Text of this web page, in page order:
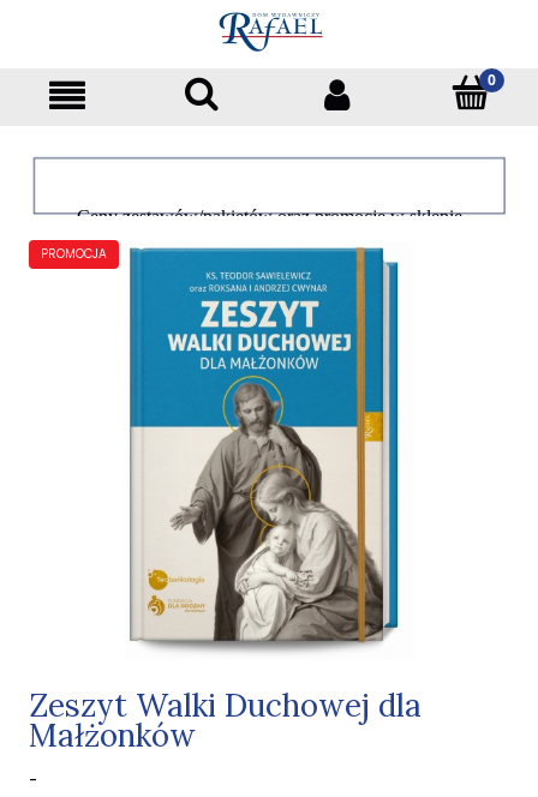
Ceny zestawów/pakietów oraz promocje w sklepie
dotyczą tylko klientów indywidualnych
PROMOCJA
Zeszyt Walki Duchowej dla
Małżonków
-